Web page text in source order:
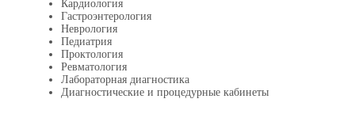
Кардиология
Гастроэнтерология
Неврология
Педиатрия
Проктология
Ревматология
Лабораторная диагностика
Диагностические и процедурные кабинеты